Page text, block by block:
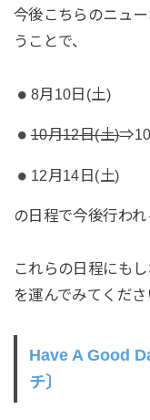
今後こちらのニュ
うことで、
8月10日(土)
10月12日(土)⇒10
12月14日(土)
の日程で今後行われ
これらの日程にも
を運んでみてくださ
Have A Good
チ〕